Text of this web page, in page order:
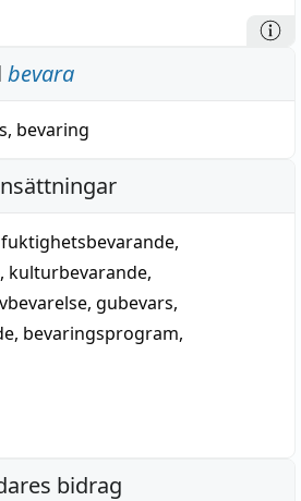
bevara
, bevaring
fuktighetsbevarande,
, kulturbevarande,
, gubevars,
, bevaringsprogram,
bidrag